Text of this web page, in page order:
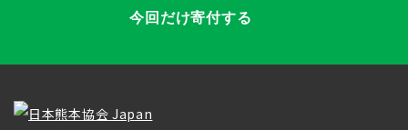
今回だけ寄付する